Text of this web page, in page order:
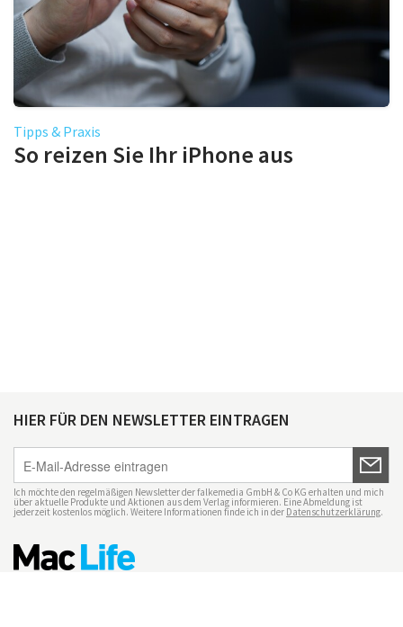
Tipps & Praxis
So reizen Sie Ihr iPhone aus
HIER FÜR DEN NEWSLETTER EINTRAGEN
Ich möchte den regelmäßigen Newsletter der falkemedia GmbH & Co KG erhalten und mich
über aktuelle Produkte und Aktionen aus dem Verlag informieren. Eine Abmeldung ist
jederzeit kostenlos möglich. Weitere Informationen finde ich in der Datenschutzerklärung.